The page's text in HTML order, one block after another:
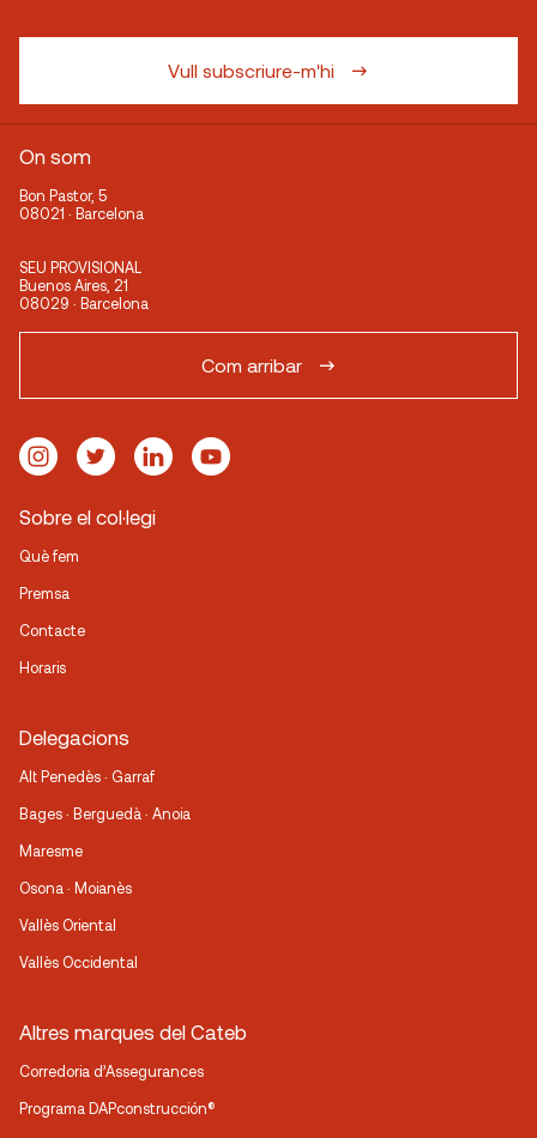
Vull subscriure-m'hi
On som
Bon Pastor, 5
08021 · Barcelona
SEU PROVISIONAL
Buenos Aires, 21
08029 · Barcelona
Com arribar
Sobre el col·legi
Què fem
Premsa
Contacte
Horaris
Delegacions
Alt Penedès · Garraf
Bages · Berguedà · Anoia
Maresme
Osona · Moianès
Vallès Oriental
Vallès Occidental
Altres marques del Cateb
Corredoria d’Assegurances
Programa DAPconstrucción®